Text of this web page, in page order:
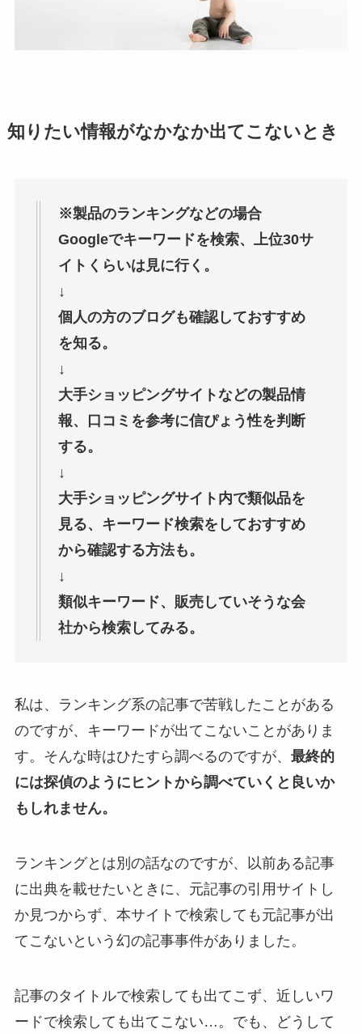
知りたい情報がなかなか出てこないとき
※製品のランキングなどの場合
Googleでキーワードを検索、上位30サ
イトくらいは見に行く。
↓
個人の方のブログも確認しておすすめ
を知る。
↓
大手ショッピングサイトなどの製品情
報、口コミを参考に信ぴょう性を判断
する。
↓
大手ショッピングサイト内で類似品を
見る、キーワード検索をしておすすめ
から確認する方法も。
↓
類似キーワード、販売していそうな会
社から検索してみる。
私は、ランキング系の記事で苦戦したことがある
のですが、キーワードが出てこないことがありま
す。そんな時はひたすら調べるのですが、 最終的
には探偵のようにヒントから調べていくと良いか
もしれません。
ランキングとは別の話なのですが、以前ある記事
に出典を載せたいときに、元記事の引用サイトし
か見つからず、本サイトで検索しても元記事が出
てこないという幻の記事事件がありました。
記事のタイトルで検索しても出てこず、近しいワ
ードで検索しても出てこない…。でも、どうして